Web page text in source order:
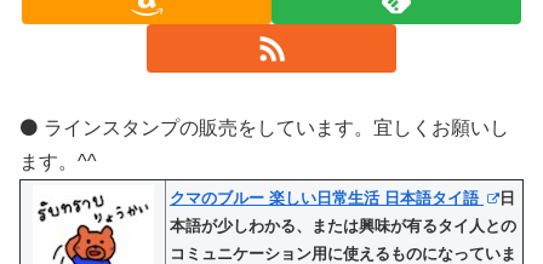
⚫️ ラインスタンプの販売をしています。宜しくお願いし
ます。^^
クマのブルー 楽しい日常生活 日本語タイ語
日
本語が少しわかる、または興味が有るタイ人との
コミュニケーション用に使えるものになっていま